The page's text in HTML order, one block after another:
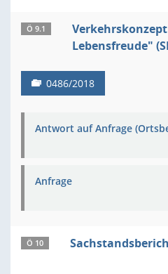
Ö 9.1
Lebensfreude"
0486/2018
Antwort auf Anfrage
Anfrage
Ö 10